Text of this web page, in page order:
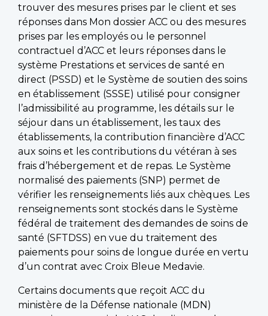
trouver des mesures prises par le client et ses
réponses dans Mon dossier ACC ou des mesures
prises par les employés ou le personnel
contractuel d’ACC et leurs réponses dans le
système Prestations et services de santé en
direct (PSSD) et le Système de soutien des soins
en établissement (SSSE) utilisé pour consigner
l’admissibilité au programme, les détails sur le
séjour dans un établissement, les taux des
établissements, la contribution financière d’ACC
aux soins et les contributions du vétéran à ses
frais d’hébergement et de repas. Le Système
normalisé des paiements (SNP) permet de
vérifier les renseignements liés aux chèques. Les
renseignements sont stockés dans le Système
fédéral de traitement des demandes de soins de
santé (SFTDSS) en vue du traitement des
paiements pour soins de longue durée en vertu
d’un contrat avec Croix Bleue Medavie.
Certains documents que reçoit ACC du
ministère de la Défense nationale (MDN)